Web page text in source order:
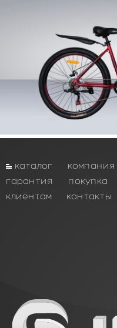
каталог компания
гарантия
покупка
клиентам
контакты